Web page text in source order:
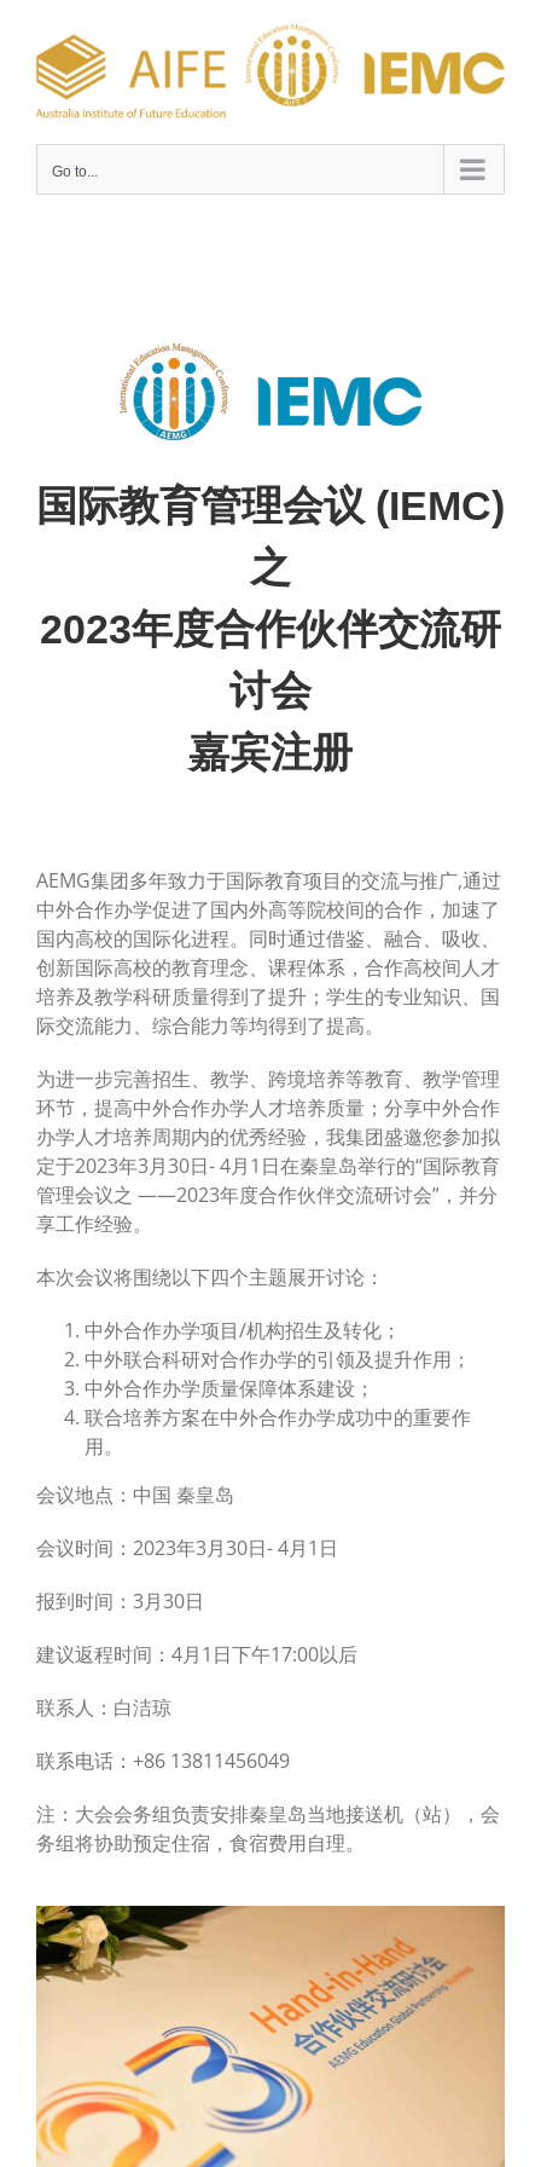
content
Go to...
国际教育管理会议 (IEMC)
之
2023年度合作伙伴交流研
讨会
嘉宾注册
AEMG集团多年致力于国际教育项目的交流与推广,通过
中外合作办学促进了国内外高等院校间的合作，加速了
国内高校的国际化进程。同时通过借鉴、融合、吸收、
创新国际高校的教育理念、课程体系，合作高校间人才
培养及教学科研质量得到了提升；学生的专业知识、国
际交流能力、综合能力等均得到了提高。
为进一步完善招生、教学、跨境培养等教育、教学管理
环节，提高中外合作办学人才培养质量；分享中外合作
办学人才培养周期内的优秀经验，我集团盛邀您参加拟
定于2023年3月30日- 4月1日在秦皇岛举行的“国际教育
管理会议之 ——2023年度合作伙伴交流研讨会”，并分
享工作经验。
本次会议将围绕以下四个主题展开讨论：
中外合作办学项目/机构招生及转化；
中外联合科研对合作办学的引领及提升作用；
中外合作办学质量保障体系建设；
联合培养方案在中外合作办学成功中的重要作
用。
会议地点：中国 秦皇岛
会议时间：2023年3月30日- 4月1日
报到时间：3月30日
建议返程时间：4月1日下午17:00以后
联系人：白洁琼
联系电话：+86 13811456049
注：大会会务组负责安排秦皇岛当地接送机（站），会
务组将协助预定住宿，食宿费用自理。